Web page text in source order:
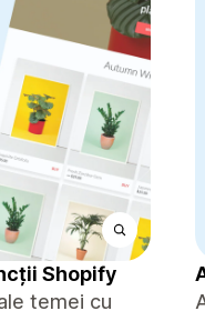
Shopify
temei cu